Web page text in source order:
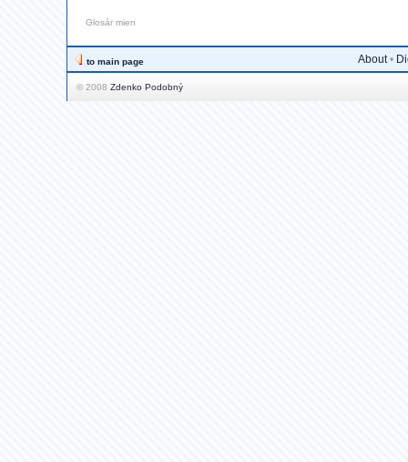
Glosár mien
to main page About•
© 2008 Zdenko Podobný